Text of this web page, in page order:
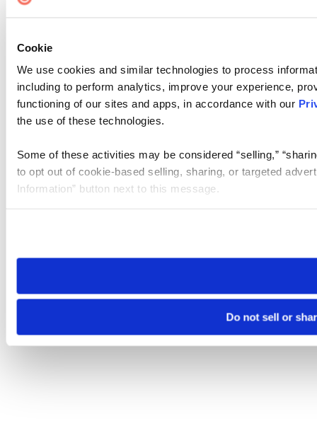
Cookie
We use cookies and similar technologies to process
including to perform analytics, improve your experience,
functioning of our sites and apps, in accordance with our
the use of these technologies.
Some of these activities may be considered “selling,”
to opt out of cookie-based selling, sharing, or targeted
Information” button next to this message.
need to be set again.
Do not sell or